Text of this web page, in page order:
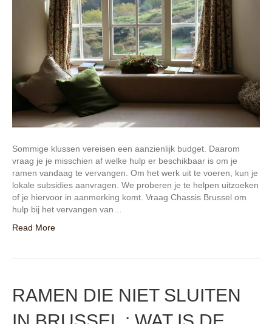
Sommige klussen vereisen een aanzienlijk budget. Daarom
vraag je je misschien af welke hulp er beschikbaar is om je
ramen vandaag te vervangen. Om het werk uit te voeren, kun je
lokale subsidies aanvragen. We proberen je te helpen uitzoeken
of je hiervoor in aanmerking komt. Vraag Chassis Brussel om
hulp bij het vervangen van…
Read More
RAMEN DIE NIET SLUITEN